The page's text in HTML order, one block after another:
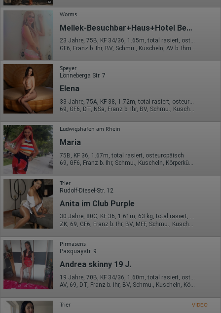
Worms
Mellek-Besuchbar+Haus+Hotel Besuch
23 Jahre, 75B, KF 34/36, 1.65m, total rasiert, osteuropäisch
Speyer
Lönneberga Str. 7
Elena
69, GF6, DT, NSa, Franz b. Ihr, BV, Schmu., Kuscheln
Ludwigshafen am Rhein
Maria
75B, KF 36, 1.67m, total rasiert, osteuropäisch
69, GF6, Franz b. Ihr, Schmu., Kuscheln, Körperküs., KBp, Mast.
Trier
Rudolf-Diesel-Str. 12
Anita im Club Purple
30 Jahre, 80C, KF 36, 1.61m, 63 kg, total rasiert, osteuropäisch
Pirmasens
Pasquaystr. 9
Andrea skinny 19 J.
AV, 69, DT, Franz b. Ihr, BV, Schmu., Kuscheln, Körperküs.
Trier VIDEO